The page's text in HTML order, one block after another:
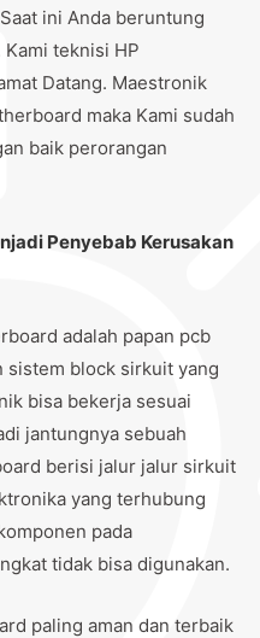
ini Anda beruntung
teknisi HP
Datang. Maestronik
maka Kami sudah
baik perorangan
Penyebab Kerusakan
adalah papan pcb
sistem block sirkuit yang
bisa bekerja sesuai
jantungnya sebuah
berisi jalur jalur sirkuit
yang terhubung
pada
tidak bisa digunakan.
paling aman dan terbaik